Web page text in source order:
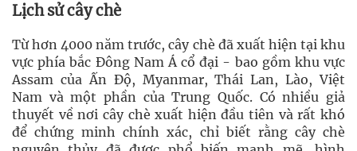
Lịch sử cây chè
Từ hơn 4000 năm trước, cây chè đã xuất hiện tại khu
vực phía bắc Đông Nam Á cổ đại - bao gồm khu vực
Assam của Ấn Độ, Myanmar, Thái Lan, Lào, Việt
Nam và một phần của Trung Quốc. Có nhiều giả
thuyết về nơi cây chè xuất hiện đầu tiên và rất khó
để chứng minh chính xác, chỉ biết rằng cây chè